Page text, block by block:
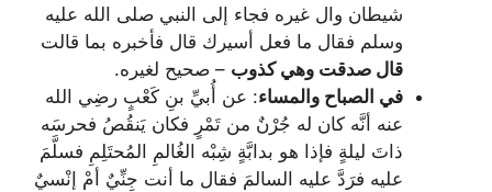
شيطان وال غيره فجاء إلى النبي صلى الله عليه
وسلم فقال ما فعل أسيرك قال فأخبره بما قالت
قال صدقت وهي كذوب – صحيح لغيره.
في الصباح والمساء: عن أُبيِّ بنِ كَعْبٍ رضِي الله
عنه أنَّه كان له جُرْنٌ من تَمْرٍ فكان يَنقُصُ فحرسَه
ذاتَ ليلةٍ فإذا هو بدابَّةٍ شِبْه الغُالمِ المُحتَلِمِ فسلَّمَ
عليه فرَدَّ عليه السالمَ فقال ما أنت جِنِّيٌ أمْ إنْسيٌ